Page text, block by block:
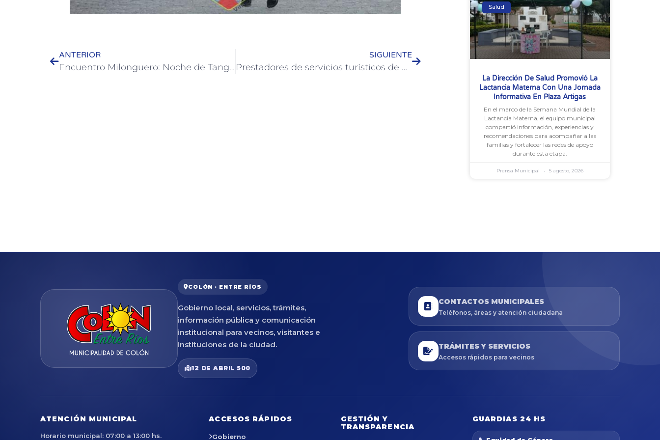
ANTERIOR
Encuentro Milonguero: Noche de Tango con Mirta Godoy y Hugo Figueroa
SIGUIENTE
Prestadores de servicios turísticos de Colón recibieron certificación de sostenibilidad turística ambiental
Salud
La Dirección De Salud Promovió La
Lactancia Materna Con Una Jornada
Informativa En Plaza Artigas
En el marco de la Semana Mundial de la
Lactancia Materna, el equipo municipal
compartió información, experiencias y
recomendaciones para acompañar a las
familias y fortalecer las redes de apoyo
durante esta etapa.
Prensa Municipal 5 agosto, 2026
COLÓN · ENTRE RÍOS
Gobierno local, servicios, trámites,
información pública y comunicación
institucional para vecinos, visitantes e
instituciones de la ciudad.
12 DE ABRIL 500
CONTACTOS MUNICIPALES
Teléfonos, áreas y atención ciudadana
TRÁMITES Y SERVICIOS
Accesos rápidos para vecinos
ATENCIÓN MUNICIPAL
Horario municipal: 07:00 a 13:00 hs.
ACCESOS RÁPIDOS
Gobierno
GESTIÓN Y
TRANSPARENCIA
GUARDIAS 24 HS